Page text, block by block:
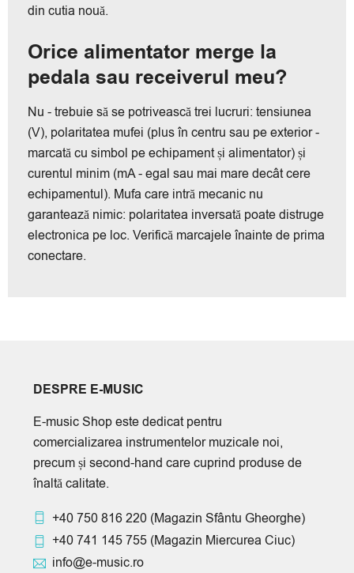
din cutia nouă.
Orice alimentator merge la
pedala sau receiverul meu?
Nu - trebuie să se potrivească trei lucruri: tensiunea
(V), polaritatea mufei (plus în centru sau pe exterior -
marcată cu simbol pe echipament și alimentator) și
curentul minim (mA - egal sau mai mare decât cere
echipamentul). Mufa care intră mecanic nu
garantează nimic: polaritatea inversată poate distruge
electronica pe loc. Verifică marcajele înainte de prima
conectare.
DESPRE E-MUSIC
E-music Shop este dedicat pentru
comercializarea instrumentelor muzicale noi,
precum și second-hand care cuprind produse de
înaltă calitate.
+40 750 816 220 (Magazin Sfântu Gheorghe)
+40 741 145 755 (Magazin Miercurea Ciuc)
info@e-music.ro